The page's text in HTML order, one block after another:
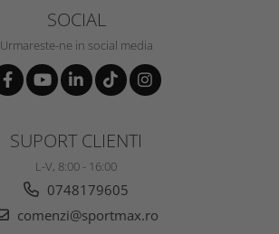
SOCIAL
Urmareste-ne in social media
SUPORT CLIENTI
L-V, 8:00 - 16:00
0748179605
comenzi@sportmax.ro